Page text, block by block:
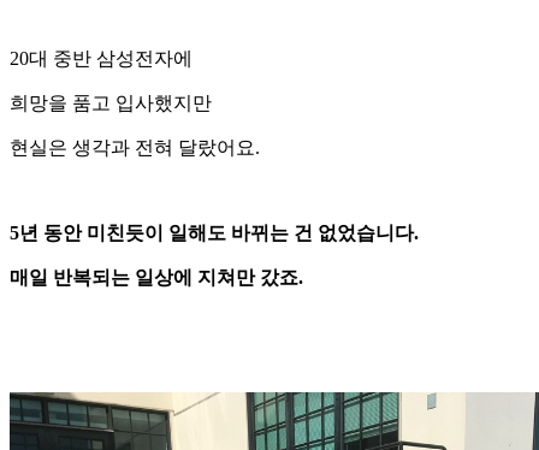
20대 중반 삼성전자에
희망을 품고 입사했지만
현실은 생각과 전혀 달랐어요.
5년 동안 미친듯이 일해도 바뀌는 건 없었습니다.
매일 반복되는 일상에 지쳐만 갔죠.